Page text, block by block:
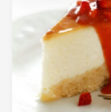
irresistível